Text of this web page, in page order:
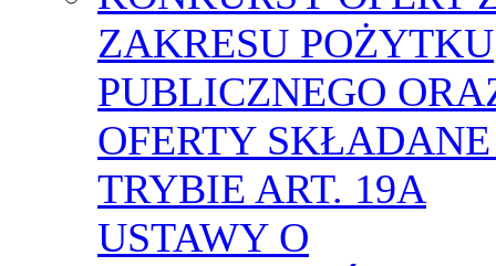
ZAKRESU POŻYTKU
PUBLICZNEGO
OFERTY
TRYBIE ART. 19A
USTAWY O